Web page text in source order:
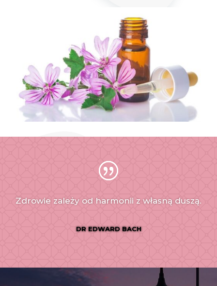
Zdrowie zależy od harmonii z własną duszą.
DR EDWARD BACH